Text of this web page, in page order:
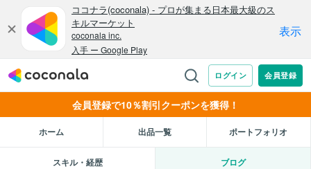
会員登録で10％割引クーポンを獲得！
ホーム 出品一覧 ポートフォリオ
スキル・経歴 ブログ